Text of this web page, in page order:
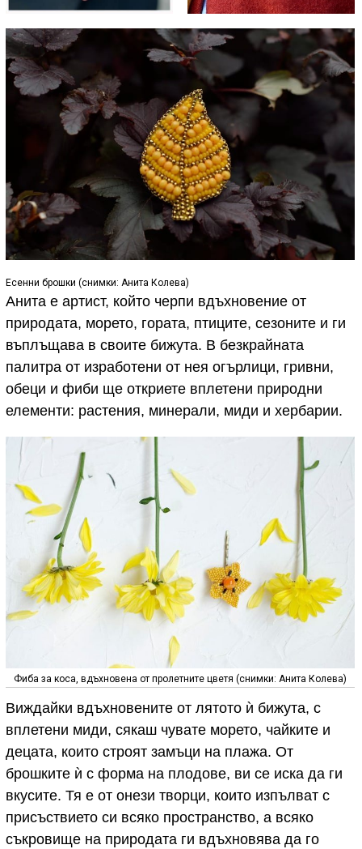
Есенни брошки (снимки: Анита Колева)
Анита е артист, който черпи вдъхновение от
природата, морето, гората, птиците, сезоните и ги
въплъщава в своите бижута. В безкрайната
палитра от изработени от нея огърлици, гривни,
обеци и фиби ще откриете вплетени природни
елементи: растения, минерали, миди и хербарии.
Фиба за коса, вдъхновена от пролетните цветя (снимки: Анита Колева)
Виждайки вдъхновените от лятото ѝ бижута, с
вплетени миди, сякаш чувате морето, чайките и
децата, които строят замъци на плажа. От
брошките ѝ с форма на плодове, ви се иска да ги
вкусите. Тя е от онези творци, които изпълват с
присъствието си всяко пространство, а всяко
съкровище на природата ги вдъхновява да го